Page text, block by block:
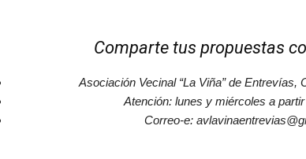
Comparte tus propuestas
Asociación Vecinal “La Viña” de Entrevías,
Atención: lunes y miércoles a
Correo-e: